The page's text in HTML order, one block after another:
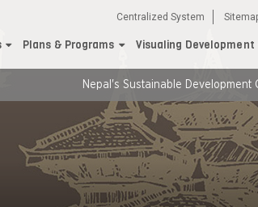
Plans & Programs Visualing Development
Centralized System
Nepal's Sustainable Development Goals